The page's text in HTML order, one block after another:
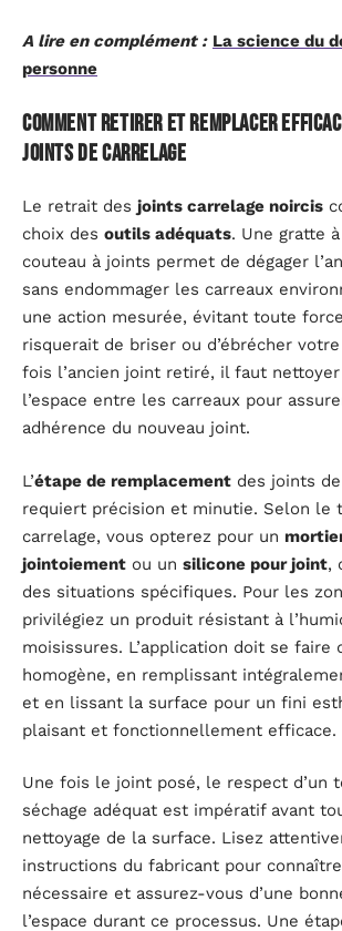
A lire en complément : La science du
personne
Comment retirer et remplacer
joints de carrelage
Le retrait des joints carrelage noircis
choix des outils adéquats. Une gratte
couteau à joints permet de dégager
sans endommager les carreaux
une action mesurée, évitant toute
risquerait de briser ou d’ébrécher
fois l’ancien joint retiré, il faut
l’espace entre les carreaux pour
adhérence du nouveau joint.
L’étape de remplacement des joints
requiert précision et minutie. Selon le
carrelage, vous opterez pour un
jointoiement ou un silicone pour joint,
des situations spécifiques. Pour les
privilégiez un produit résistant à
moisissures. L’application doit se faire
homogène, en remplissant
et en lissant la surface pour un fini
plaisant et fonctionnellement efficace.
Une fois le joint posé, le respect d’un
séchage adéquat est impératif avant
nettoyage de la surface. Lisez
instructions du fabricant pour
nécessaire et assurez-vous d’une
l’espace durant ce processus. Une